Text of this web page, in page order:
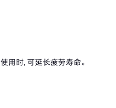
用时, 可延长疲劳寿命。